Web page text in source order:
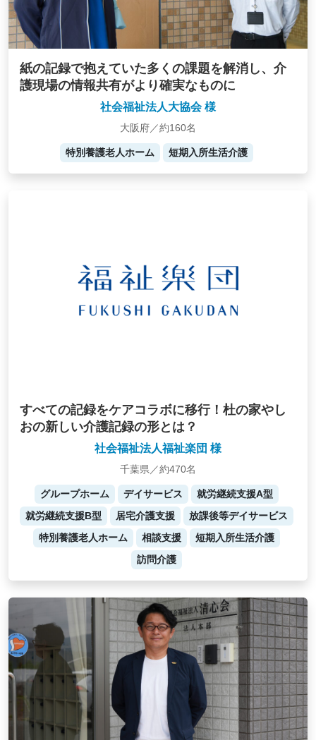
紙の記録で抱えていた多くの課題を解消し、介
護現場の情報共有がより確実なものに
社会福祉法人大協会 様
大阪府／約160名
特別養護老人ホーム 短期入所生活介護
すべての記録をケアコラボに移行！杜の家やし
おの新しい介護記録の形とは？
社会福祉法人福祉楽団 様
千葉県／約470名
グループホーム デイサービス
就労継続支援A型
就労継続支援B型
居宅介護支援
放課後等デイサービス
特別養護老人ホーム
相談支援
短期入所生活介護
訪問介護